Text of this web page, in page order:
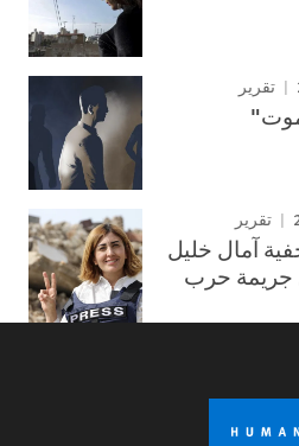
تقرير
تقرير
آمال خليل
جريمة حرب